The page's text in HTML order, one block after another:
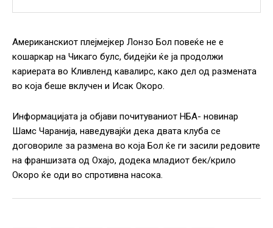
Американскиот плејмејкер Лонзо Бол повеќе не е
кошаркар на Чикаго булс, бидејќи ќе ја продолжи
кариерата во Кливленд кавалирс, како дел од размената
во која беше вклучен и Исак Окоро.
Информацијата ја објави почитуваниот НБА- новинар
Шамс Чаранија, наведувајќи дека двата клуба се
договориле за размена во која Бол ќе ги засили редовите
на франшизата од Охајо, додека младиот бек/крило
Окоро ќе оди во спротивна насока.